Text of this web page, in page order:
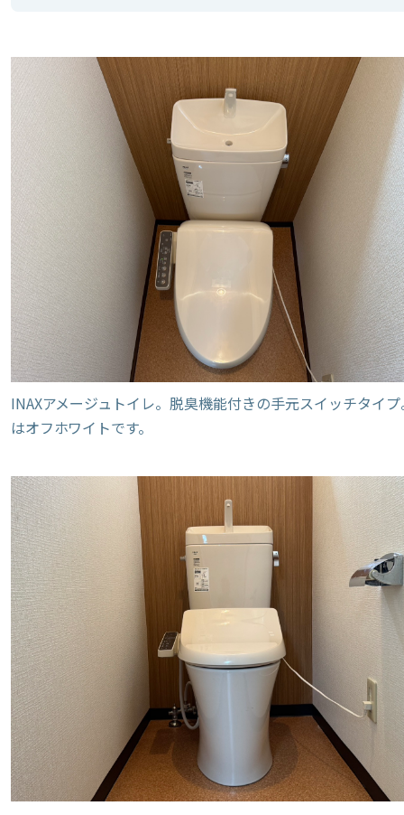
INAXアメージュトイレ。脱臭機能付きの手元スイッチタイ
はオフホワイトです。